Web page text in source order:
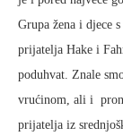
Grupa žena i djece
prijatelja Hake i
poduhvat. Znale
vrućinom, ali i
prijatelja iz